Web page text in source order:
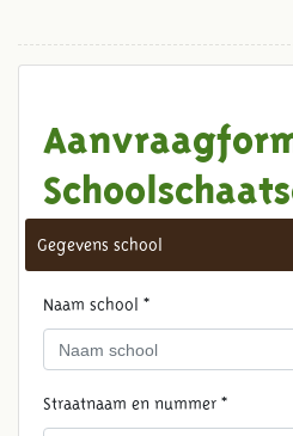
Gegevens school
Naam school *
Straatnaam en nummer *